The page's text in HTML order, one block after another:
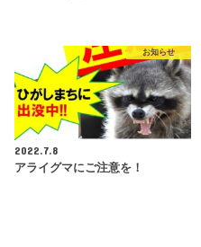
お知らせ
2022.7.8
アライグマにご注意を！